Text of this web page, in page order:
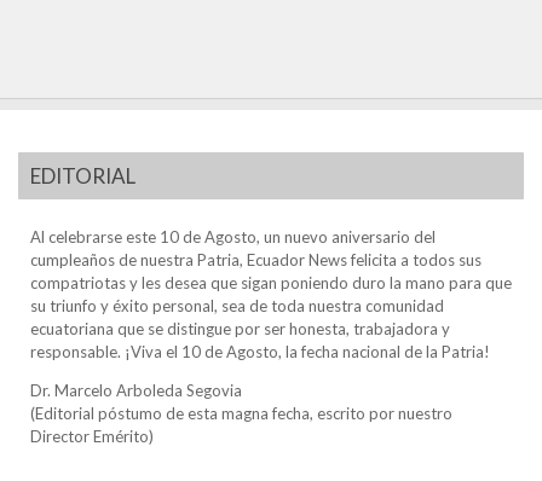
EDITORIAL
Al celebrarse este 10 de Agosto, un nuevo aniversario del
cumpleaños de nuestra Patria, Ecuador News felicita a todos sus
compatriotas y les desea que sigan poniendo duro la mano para que
su triunfo y éxito personal, sea de toda nuestra comunidad
ecuatoriana que se distingue por ser honesta, trabajadora y
responsable. ¡Viva el 10 de Agosto, la fecha nacional de la Patria!
Dr. Marcelo Arboleda Segovia
(Editorial póstumo de esta magna fecha, escrito por nuestro
Director Emérito)